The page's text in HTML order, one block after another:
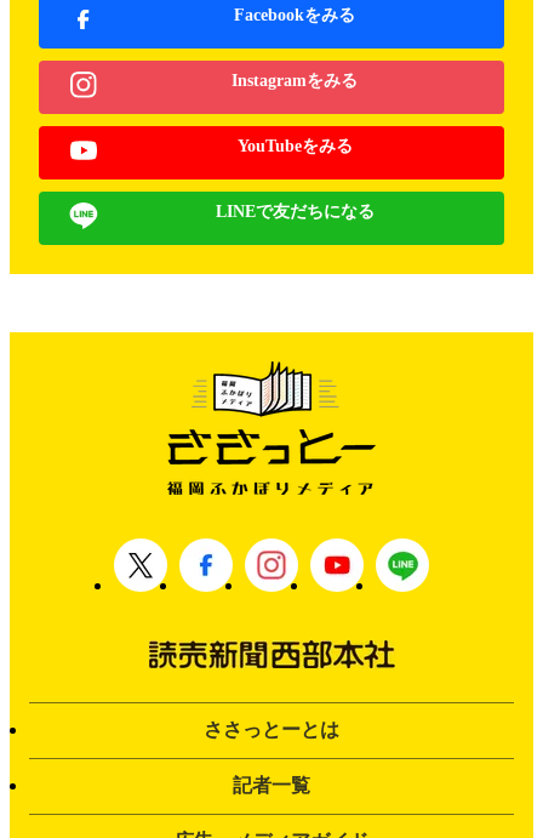
Facebookをみる
Instagramをみる
YouTubeをみる
LINEで友だちになる
ささっとーとは
記者一覧